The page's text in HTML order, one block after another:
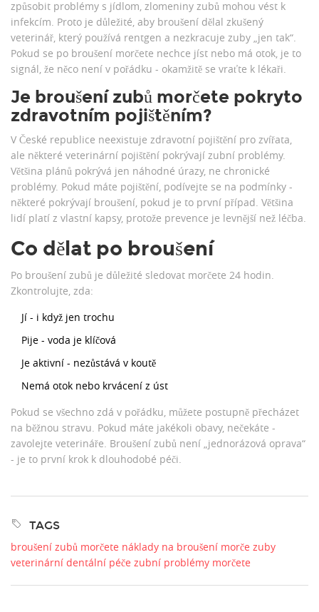
způsobit problémy s jídlom, zlomeniny zubů mohou vést k
infekcím. Proto je důležité, aby broušení dělal zkušený
veterinář, který používá rentgen a nezkracuje zuby „jen tak“.
Pokud se po broušení morčete nechce jíst nebo má otok, je to
signál, že něco není v pořádku - okamžitě se vraťte k lékaři.
Je broušení zubů morčete pokryto
zdravotním pojištěním?
V České republice neexistuje zdravotní pojištění pro zvířata,
ale některé veterinární pojištění pokrývají zubní problémy.
Většina plánů pokrývá jen náhodné úrazy, ne chronické
problémy. Pokud máte pojištění, podívejte se na podmínky -
některé pokrývají broušení, pokud je to první případ. Většina
lidí platí z vlastní kapsy, protože prevence je levnější než léčba.
Co dělat po broušení
Po broušení zubů je důležité sledovat morčete 24 hodin.
Zkontrolujte, zda:
Jí - i když jen trochu
Pije - voda je klíčová
Je aktivní - nezůstává v koutě
Nemá otok nebo krvácení z úst
Pokud se všechno zdá v pořádku, můžete postupně přecházet
na běžnou stravu. Pokud máte jakékoli obavy, nečekáte -
zavolejte veterináře. Broušení zubů není „jednorázová oprava“
- je to první krok k dlouhodobé péči.
TAGS
broušení zubů morčete náklady na broušení morče zuby
veterinární dentální péče zubní problémy morčete